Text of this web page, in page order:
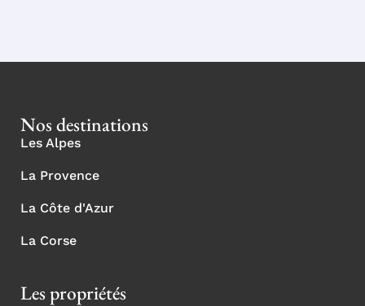
Nos destinations
Les Alpes
La Provence
La Côte d'Azur
La Corse
Les propriétés